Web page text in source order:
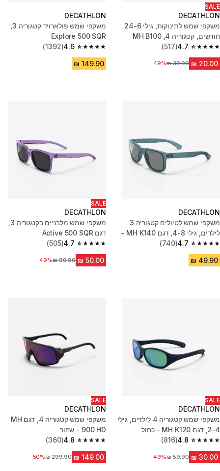
SALE
DECATHLON
משקפי שמש לתינוקות, גילי 24-6
חודשים, קטגוריה 4, MH B100
4.7
4.7 out of 5 stars from 517 reviews
(517)
מחיר לפני הנחה‏39.90 ₪
49%
DECATHLON
Explore 500 SQR
4.6
4.6 out of 5 stars from 1392 reviews
(1392)
DECATHLON
משקפי שמש לטיולים קטגוריה 3
לילדים, גילי 4-8, דגם MH K140 -
ירוק
4.7
4.7 out of 5 stars from 740 reviews
(740)
SALE
DECATHLON
דגם Active 500 SQR
4.7
4.7 out of 5 stars from 505 reviews
(505)
מחיר לפני הנחה‏99.90 ₪
49%
SALE
DECATHLON
משקפי שמש קטגוריה 4 לילדים, גילי
2-4, דגם MH K120 - כחול
4.8
4.8 out of 5 stars from 816 reviews
(816)
מחיר לפני הנחה‏59.90 ₪
49%
SALE
DECATHLON
משקפי שמש קטגוריה 4, דגם MH
900 HD - שחור
4.8
4.8 out of 5 stars from 360 reviews
(360)
מחיר לפני הנחה
50%